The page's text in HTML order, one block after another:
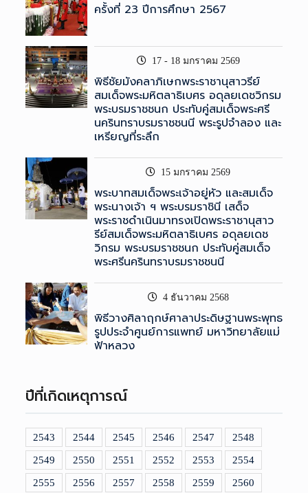
ครั้งที่ 23 ปีการศึกษา 2567
17 - 18 มกราคม 2569
พิธีชัยมังคลาภิเษกพระราชานุสาวรีย์
สมเด็จพระมหิตลาธิเบศร อดุลยเดชวิกรม
พระบรมราชชนก ประทับคู่สมเด็จพระศรี
นครินทราบรมราชชนนี พระรูปจำลอง และ
เหรียญที่ระลึก
15 มกราคม 2569
พระบาทสมเด็จพระเจ้าอยู่หัว และสมเด็จ
พระนางเจ้า ฯ พระบรมราชินี เสด็จ
พระราชดำเนินมาทรงเปิดพระราชานุสาว
รีย์สมเด็จพระมหิตลาธิเบศร อดุลยเดช
วิกรม พระบรมราชชนก ประทับคู่สมเด็จ
พระศรีนครินทราบรมราชชนนี
4 ธันวาคม 2568
พิธีวางศิลาฤกษ์ศาลาประดิษฐานพระพุทธ
รูปประจำศูนย์การแพทย์ มหาวิทยาลัยแม่
ฟ้าหลวง
ปีที่เกิดเหตุการณ์
2543 2544 2545 2546 2547 2548
2549 2550 2551 2552 2553 2554
2555 2556 2557 2558 2559 2560